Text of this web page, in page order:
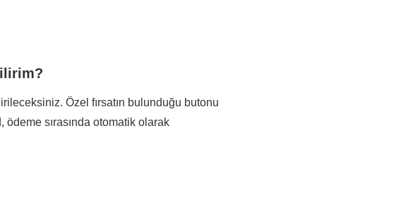
Özel fırsatın bulunduğu butonu
sırasında otomatik olarak